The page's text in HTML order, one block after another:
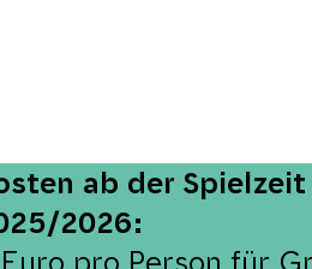
ab der Spielzeit
2026:
pro Person für